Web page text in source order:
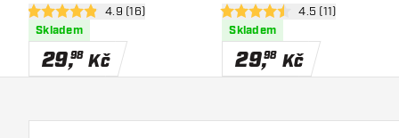
Coated
otevřít panel recenzí
4.9 hodnoticí hvězdičky
4.9 (16)
Skladem
29,98 Kč
Coated
otevřít panel
4.5 hodnoticí hvězdičky
4.5 (11)
Skladem
29,98 Kč